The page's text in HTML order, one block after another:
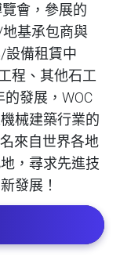
會，參展的
基承包商與
設備租賃中
程、其他石工
發展，WOC
械建築行業的
來自世界各地
，尋求先進技
發展！